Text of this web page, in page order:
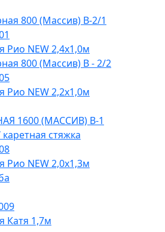
800 (Массив) В-2/1
Рио NEW 2,4х1,0м
800 (Массив) В - 2/2
Рио NEW 2,2х1,0м
1600 (МАССИВ) В-1
стяжка
Рио NEW 2,0х1,3м
Катя 1,7м